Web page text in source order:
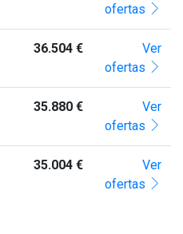
ofertas
36.504 €
Ver
ofertas
35.880 €
Ver
ofertas
35.004 €
Ver
ofertas